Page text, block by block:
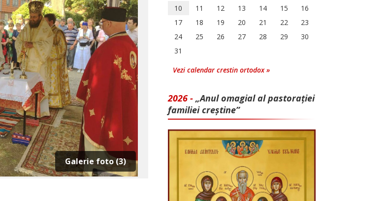
Galerie foto (3)
10
11 12 13 14 15
16
17
18 19 20 21 22
23
24
25 26 27 28 29
30
31
Vezi calendar crestin ortodox »
2026 - „Anul omagial al pastorației
familiei creștine”